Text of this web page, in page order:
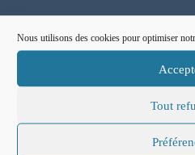
Nous utilisons des cookies pour optimiser
Tout
Courriel :
contact@afib-bvs.fr
Téléphone :
Adresse :